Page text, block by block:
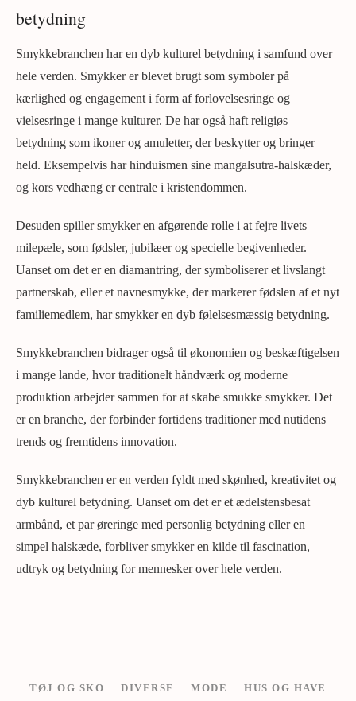
betydning
Smykkebranchen har en dyb kulturel betydning i samfund over
hele verden. Smykker er blevet brugt som symboler på
kærlighed og engagement i form af forlovelsesringe og
vielsesringe i mange kulturer. De har også haft religiøs
betydning som ikoner og amuletter, der beskytter og bringer
held. Eksempelvis har hinduismen sine mangalsutra-halskæder,
og kors vedhæng er centrale i kristendommen.
Desuden spiller smykker en afgørende rolle i at fejre livets
milepæle, som fødsler, jubilæer og specielle begivenheder.
Uanset om det er en diamantring, der symboliserer et livslangt
partnerskab, eller et navnesmykke, der markerer fødslen af et nyt
familiemedlem, har smykker en dyb følelsesmæssig betydning.
Smykkebranchen bidrager også til økonomien og beskæftigelsen
i mange lande, hvor traditionelt håndværk og moderne
produktion arbejder sammen for at skabe smukke smykker. Det
er en branche, der forbinder fortidens traditioner med nutidens
trends og fremtidens innovation.
Smykkebranchen er en verden fyldt med skønhed, kreativitet og
dyb kulturel betydning. Uanset om det er et ædelstensbesat
armbånd, et par øreringe med personlig betydning eller en
simpel halskæde, forbliver smykker en kilde til fascination,
udtryk og betydning for mennesker over hele verden.
TØJ OG SKO DIVERSE MODE HUS OG HAVE